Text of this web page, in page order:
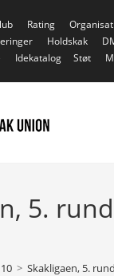
Rating
Holdskak
Idekatalog Støt
5.
10 > Skakligaen, 5.